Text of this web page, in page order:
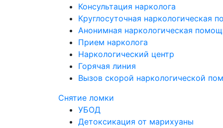
Консультация нарколога
Круглосуточная наркологическая
Анонимная наркологическая
Прием нарколога
Наркологический центр
Горячая линия
Вызов скорой наркологической
Снятие ломки
УБОД
Детоксикация от марихуаны